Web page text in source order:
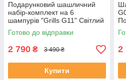
Подарунковий шашличний
набір-комплект на 6
шампурів "Grills G11" Світлий
Готово до відправки
2 790 ₴ 3 490 ₴
Купити
2